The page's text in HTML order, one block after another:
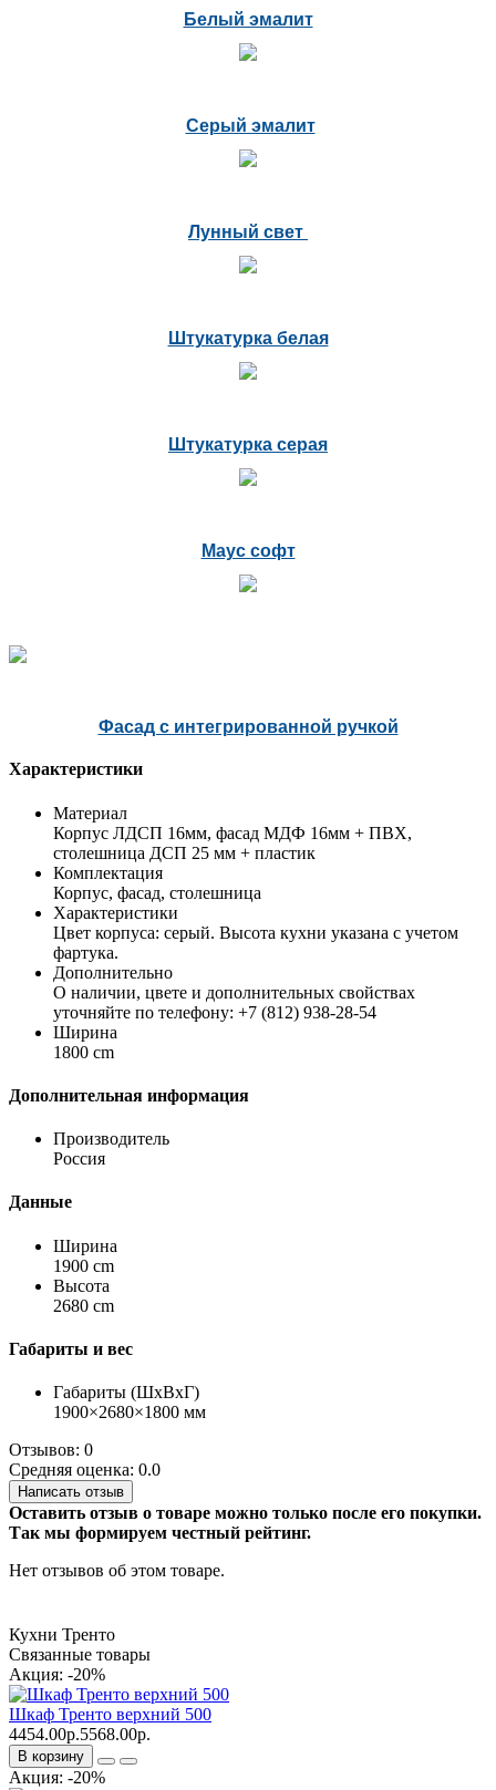
Белый эмалит
Серый эмалит
Лунный свет
Штукатурка белая
Штукатурка серая
Маус софт
Фасад с интегрированной ручкой
Характеристики
Материал
Корпус ЛДСП 16мм, фасад МДФ 16мм + ПВХ,
столешница ДСП 25 мм + пластик
Комплектация
Корпус, фасад, столешница
Характеристики
Цвет корпуса: серый. Высота кухни указана с учетом
фартука.
Дополнительно
О наличии, цвете и дополнительных свойствах
уточняйте по телефону: +7 (812) 938-28-54
Ширина
1800 cm
Дополнительная информация
Производитель
Россия
Данные
Ширина
1900 cm
Высота
2680 cm
Габариты и вес
Габариты (ШхВхГ)
1900×2680×1800 мм
Отзывов: 0
Средняя оценка: 0.0
Написать отзыв
Оставить отзыв о товаре можно только после его покупки.
Так мы формируем честный рейтинг.
Нет отзывов об этом товаре.
Кухни Тренто
Связанные товары
Акция: -20%
Шкаф Тренто верхний 500
4454.00р.5568.00р.
В корзину
Акция: -20%